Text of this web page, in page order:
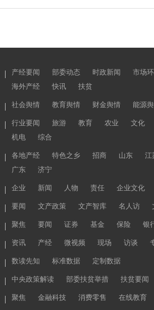
产经要闻 部委动态 时政新闻 市场
海外产经
快讯 扶贫
社会舆情 教育舆情 财金舆情 能源
行业要闻 旅游 教育 农业 文化
机电
综合
各地产经 特色之乡 招商 山东 江
广东
济宁
企业 新闻 人物 责任 企业文化
要闻 文产政策 文产智库 名人访
聚焦 要闻 证券 基金 保险 银
资讯 产经 微视频 现场 访谈
数读先知 标准数据 定制数据
中央政策解读 部委扶贫举措 扶贫要闻
聚焦 金融科技 消费零售 在线教育